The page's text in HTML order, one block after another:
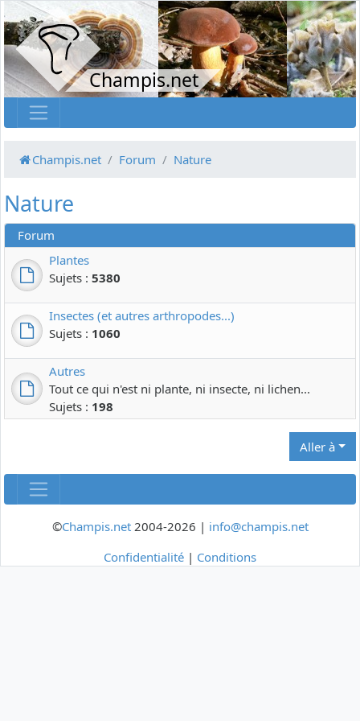
Champis.net
Champis.net Forum Nature
Nature
Forum
Plantes
Sujets : 5380
Insectes (et autres arthropodes...)
Sujets : 1060
Autres
Tout ce qui n'est ni plante, ni insecte, ni lichen...
Sujets : 198
Aller à
©Champis.net2004-2026 | info@champis.net
Confidentialité | Conditions